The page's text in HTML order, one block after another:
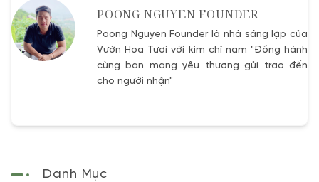
POONG NGUYEN FOUNDER
Poong Nguyen Founder là nhà sáng lập của
Vườn Hoa Tươi với kim chỉ nam "Đồng hành
cùng bạn mang yêu thương gửi trao đến
cho người nhận"
Danh Mục